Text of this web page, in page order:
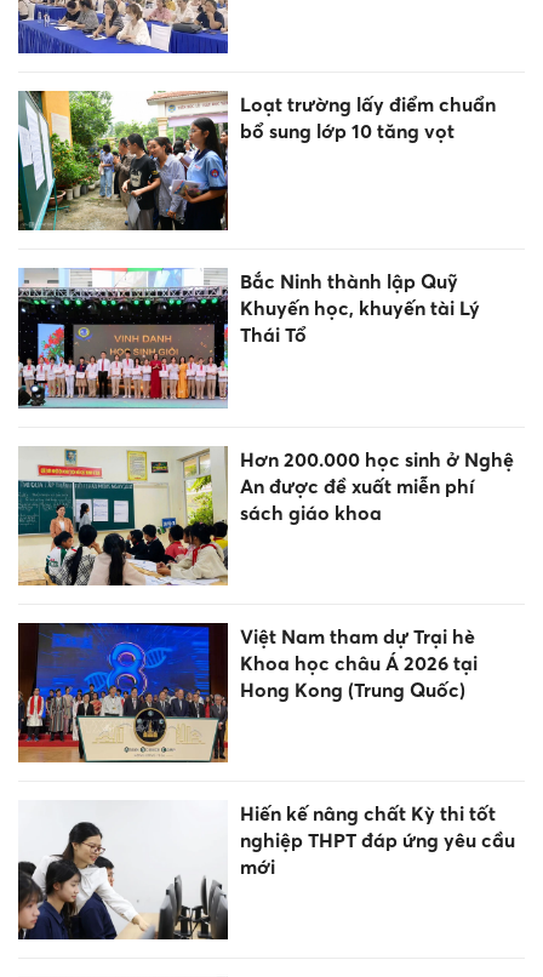
Loạt trường lấy điểm chuẩn
bổ sung lớp 10 tăng vọt
Bắc Ninh thành lập Quỹ
Khuyến học, khuyến tài Lý
Thái Tổ
Hơn 200.000 học sinh ở Nghệ
An được đề xuất miễn phí
sách giáo khoa
Việt Nam tham dự Trại hè
Khoa học châu Á 2026 tại
Hong Kong (Trung Quốc)
Hiến kế nâng chất Kỳ thi tốt
nghiệp THPT đáp ứng yêu cầu
mới